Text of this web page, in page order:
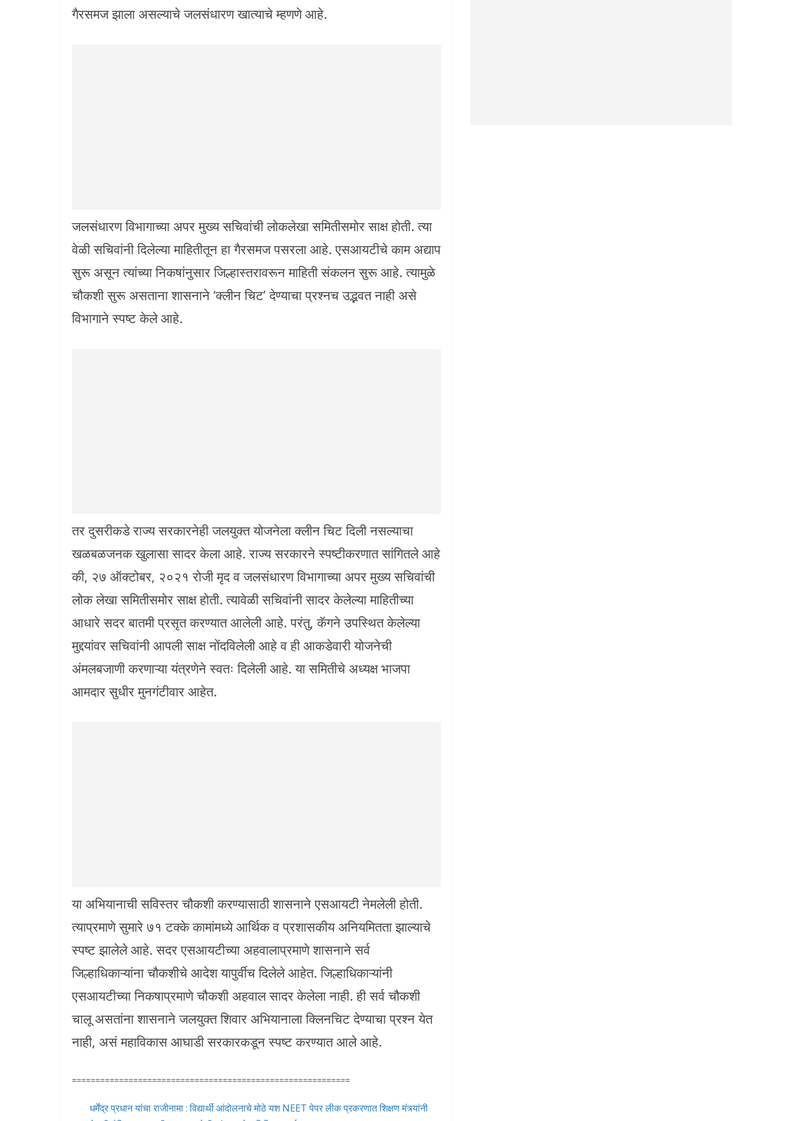
गैरसमज झाला असल्याचे जलसंधारण खात्याचे म्हणणे आहे.
जलसंधारण विभागाच्या अपर मुख्य सचिवांची लोकलेखा समितीसमोर साक्ष होती. त्या
वेळी सचिवांनी दिलेल्या माहितीतून हा गैरसमज पसरला आहे. एसआयटीचे काम अद्याप
सुरू असून त्यांच्या निकषांनुसार जिल्हास्तरावरून माहिती संकलन सुरू आहे. त्यामुळे
चौकशी सुरू असताना शासनाने ‘क्लीन चिट’ देण्याचा प्रश्नच उद्भवत नाही असे
विभागाने स्पष्ट केले आहे.
तर दुसरीकडे राज्य सरकारनेही जलयुक्त योजनेला क्लीन चिट दिली नसल्याचा
खळबळजनक खुलासा सादर केला आहे. राज्य सरकारने स्पष्टीकरणात सांगितले आहे
की, २७ ऑक्टोबर, २०२१ रोजी मृद व जलसंधारण विभागाच्या अपर मुख्य सचिवांची
लोक लेखा समितीसमोर साक्ष होती. त्यावेळी सचिवांनी सादर केलेल्या माहितीच्या
आधारे सदर बातमी प्रसृत करण्यात आलेली आहे. परंतु, कॅगने उपस्थित केलेल्या
मुद्दयांवर सचिवांनी आपली साक्ष नोंदविलेली आहे व ही आकडेवारी योजनेची
अंमलबजाणी करणाऱ्या यंत्रणेने स्वतः दिलेली आहे. या समितीचे अध्यक्ष भाजपा
आमदार सुधीर मुनगंटीवार आहेत.
या अभियानाची सविस्तर चौकशी करण्यासाठी शासनाने एसआयटी नेमलेली होती.
त्याप्रमाणे सुमारे ७१ टक्के कामांमध्ये आर्थिक व प्रशासकीय अनियमितता झाल्याचे
स्पष्ट झालेले आहे. सदर एसआयटीच्या अहवालाप्रमाणे शासनाने सर्व
जिल्हाधिकाऱ्यांना चौकशीचे आदेश यापुर्वीच दिलेले आहेत. जिल्हाधिकाऱ्यांनी
एसआयटीच्या निकषाप्रमाणे चौकशी अहवाल सादर केलेला नाही. ही सर्व चौकशी
चालू असतांना शासनाने जलयुक्त शिवार अभियानाला क्लिनचिट देण्याचा प्रश्न येत
नाही, असं महाविकास आघाडी सरकारकडून स्पष्ट करण्यात आले आहे.
===========================================================
धर्मेंद्र प्रधान यांचा राजीनामा : विद्यार्थी आंदोलनाचे मोठे यश NEET पेपर लीक प्रकरणात शिक्षण मंत्र्यांनी